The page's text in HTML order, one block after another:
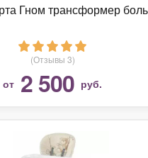
Гном трансформер
(Отзывы 3)
от 2 500 руб.